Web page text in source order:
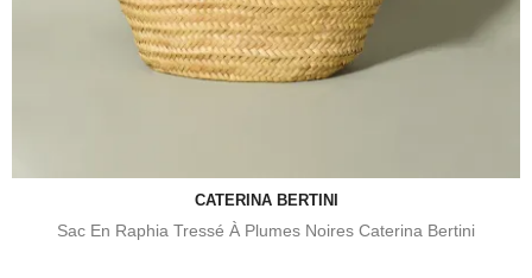
CATERINA BERTINI
Sac En Raphia Tressé À Plumes Noires Caterina Bertini